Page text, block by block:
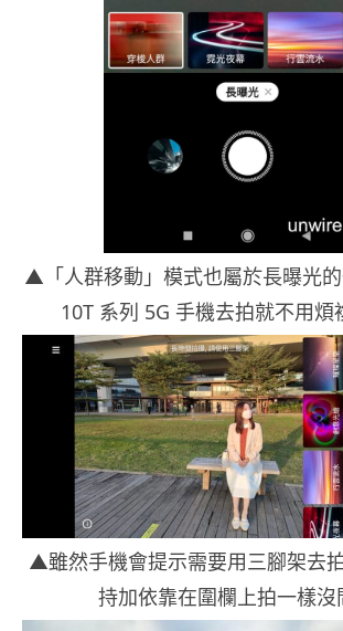
▲「人群移動」模式也屬於長曝光
10T 系列 5G 手機去拍就不用煩
▲雖然手機會提示需要用三腳架去
持加依靠在圍欄上拍一樣沒